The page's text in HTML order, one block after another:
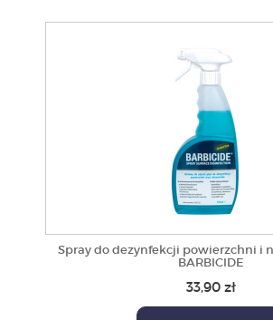
Spray do dezynfekcji powierzchni i
BARBICIDE
33,90 zł